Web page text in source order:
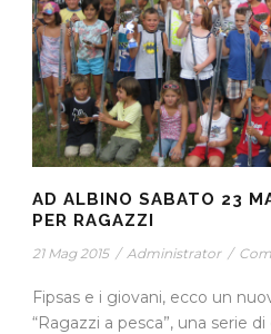
AD ALBINO SABATO 23
PER RAGAZZI
21 Mag 2015 / Administrator /
Fipsas e i giovani, ecco un
“Ragazzi a pesca”, una serie